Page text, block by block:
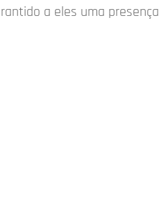
a eles uma presença